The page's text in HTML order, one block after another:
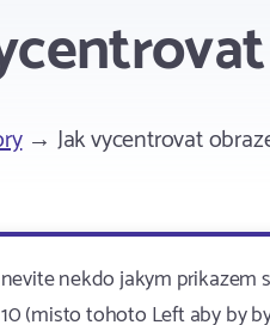
→ Jak vycentrovat
nekdo jakym prikazem
(misto tohoto Left aby by